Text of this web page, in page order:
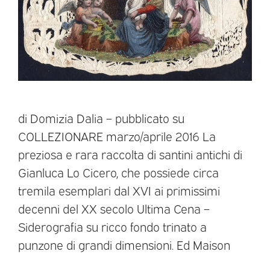
di Domizia Dalia – pubblicato su
COLLEZIONARE marzo/aprile 2016 La
preziosa e rara raccolta di santini antichi di
Gianluca Lo Cicero, che possiede circa
tremila esemplari dal XVI ai primissimi
decenni del XX secolo Ultima Cena –
Siderografia su ricco fondo trinato a
punzone di grandi dimensioni. Ed Maison